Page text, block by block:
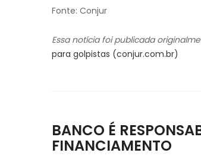
Fonte: Conjur
Essa notícia foi publicada
para golpistas (conjur.com.br)
BANCO É
FINANCIAMENTO